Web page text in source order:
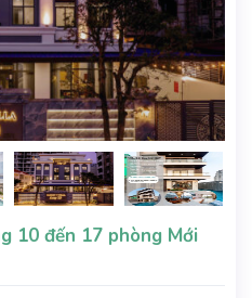
10 đến 17 phòng Mới